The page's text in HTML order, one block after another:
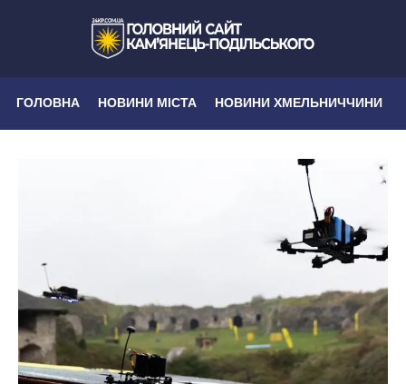
ГОЛОВНА НОВИНИ МІСТА НОВИНИ ХМЕЛЬНИЧЧИНИ